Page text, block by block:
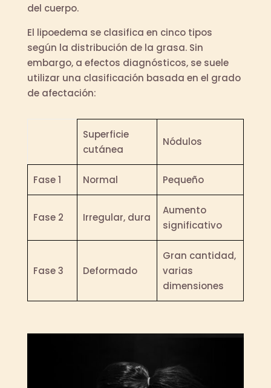
del cuerpo.
El lipoedema se clasifica en cinco tipos
según la distribución de la grasa. Sin
embargo, a efectos diagnósticos, se suele
utilizar una clasificación basada en el grado
de afectación:
Superficie
cutánea
Nódulos
Fase 1 Normal Pequeño
Fase 2 Irregular, dura
Aumento
significativo
Fase 3 Deformado
Gran cantidad,
varias
dimensiones